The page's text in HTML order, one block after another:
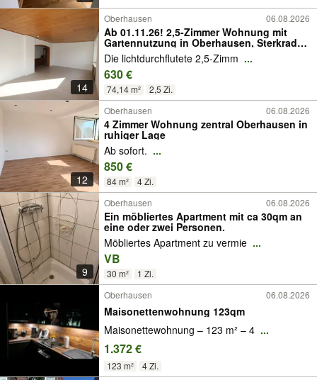
14
Oberhausen 06.08.2026
Ab 01.11.26! 2,5-Zimmer Wohnung mit
Gartennutzung in Oberhausen, Sterkrade-
Mitte
Die lichtdurchflutete 2,5-Zimm ...
630 €
74,14 m² 2,5 Zi.
12
Oberhausen 06.08.2026
4 Zimmer Wohnung zentral Oberhausen in
ruhiger Lage
Ab sofort. ...
850 €
84 m² 4 Zi.
9
Oberhausen 06.08.2026
Ein möbliertes Apartment mit ca 30qm an
eine oder zwei Personen.
Möbliertes Apartment zu vermie ...
VB
30 m²
1 Zi.
Oberhausen
06.08.2026
Maisonettenwohnung 123qm
Maisonettewohnung – 123 m² – 4 ...
1.372 €
123 m² 4 Zi.